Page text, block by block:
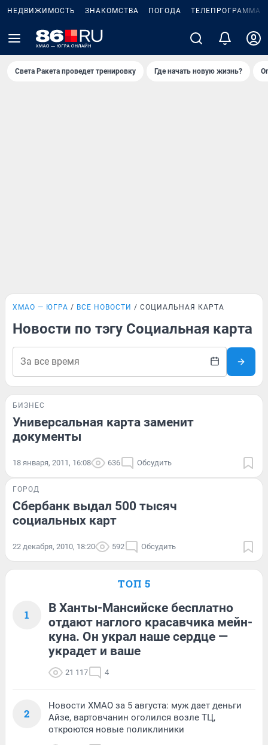
НЕДВИЖИМОСТЬ ЗНАКОМСТВА ПОГОДА ТЕЛЕПРОГРАММА
Света Ракета проведет тренировку Где начать новую жизнь?
ХМАО — ЮГРА ВСЕ НОВОСТИ СОЦИАЛЬНАЯ КАРТА
Новости по тэгу Социальная карта
БИЗНЕС
Универсальная карта заменит
документы
18 января, 2011, 16:08 636 Обсудить
ГОРОД
Сбербанк выдал 500 тысяч
социальных карт
22 декабря, 2010, 18:20 592 Обсудить
ТОП 5
1
В Ханты-Мансийске бесплатно
отдают наглого красавчика мейн-
куна. Он украл наше сердце —
украдет и ваше
21 117 4
2
Новости ХМАО за 5 августа: муж дает деньги
Айзе, вартовчанин оголился возле ТЦ,
откроются новые поликлиники